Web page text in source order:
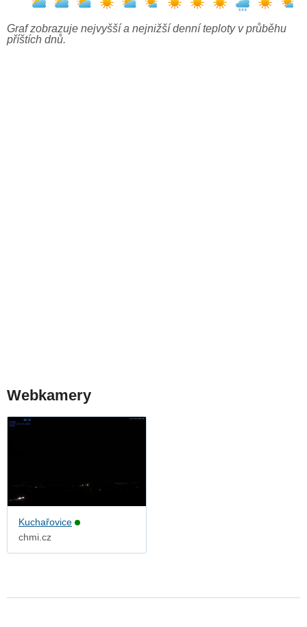
Graf zobrazuje nejvyšší a nejnižší denní teploty v průběhu
příštích dnů.
Webkamery
Kuchařovice
chmi.cz